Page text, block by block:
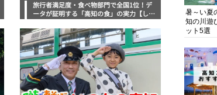
旅行者満足度・食べ物部門で全国1位！デ
ータが証明する「高知の食」の実力【しぎ
暑～い夏
知の川遊
ット5選